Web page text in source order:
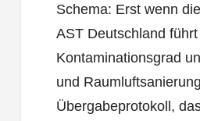
Schema: Erst wenn
AST Deutschland
Kontaminationsgrad
und
Übergabeprotokoll,